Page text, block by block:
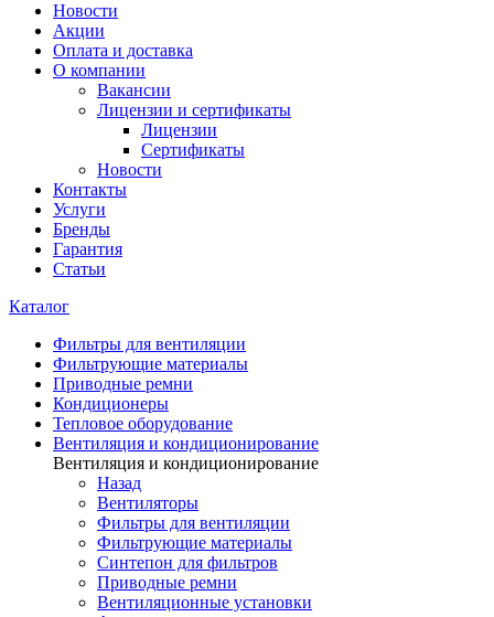
Новости
Акции
Оплата и доставка
О компании
Вакансии
Лицензии и сертификаты
Лицензии
Сертификаты
Новости
Контакты
Услуги
Бренды
Гарантия
Статьи
Каталог
Фильтры для вентиляции
Фильтрующие материалы
Приводные ремни
Кондиционеры
Тепловое оборудование
Вентиляция и кондиционирование
Вентиляция и кондиционирование
Назад
Вентиляторы
Фильтры для вентиляции
Фильтрующие материалы
Синтепон для фильтров
Приводные ремни
Вентиляционные установки